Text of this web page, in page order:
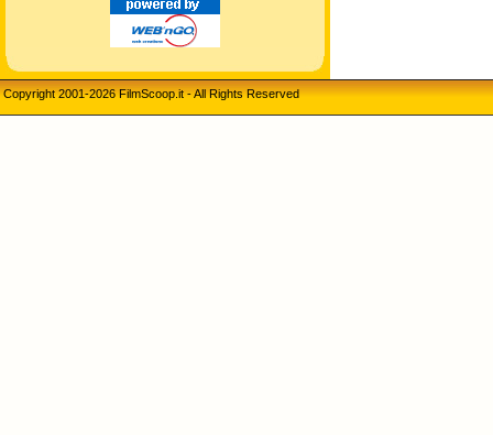
Copyright 2001-2026 FilmScoop.it - All Rights Reserved